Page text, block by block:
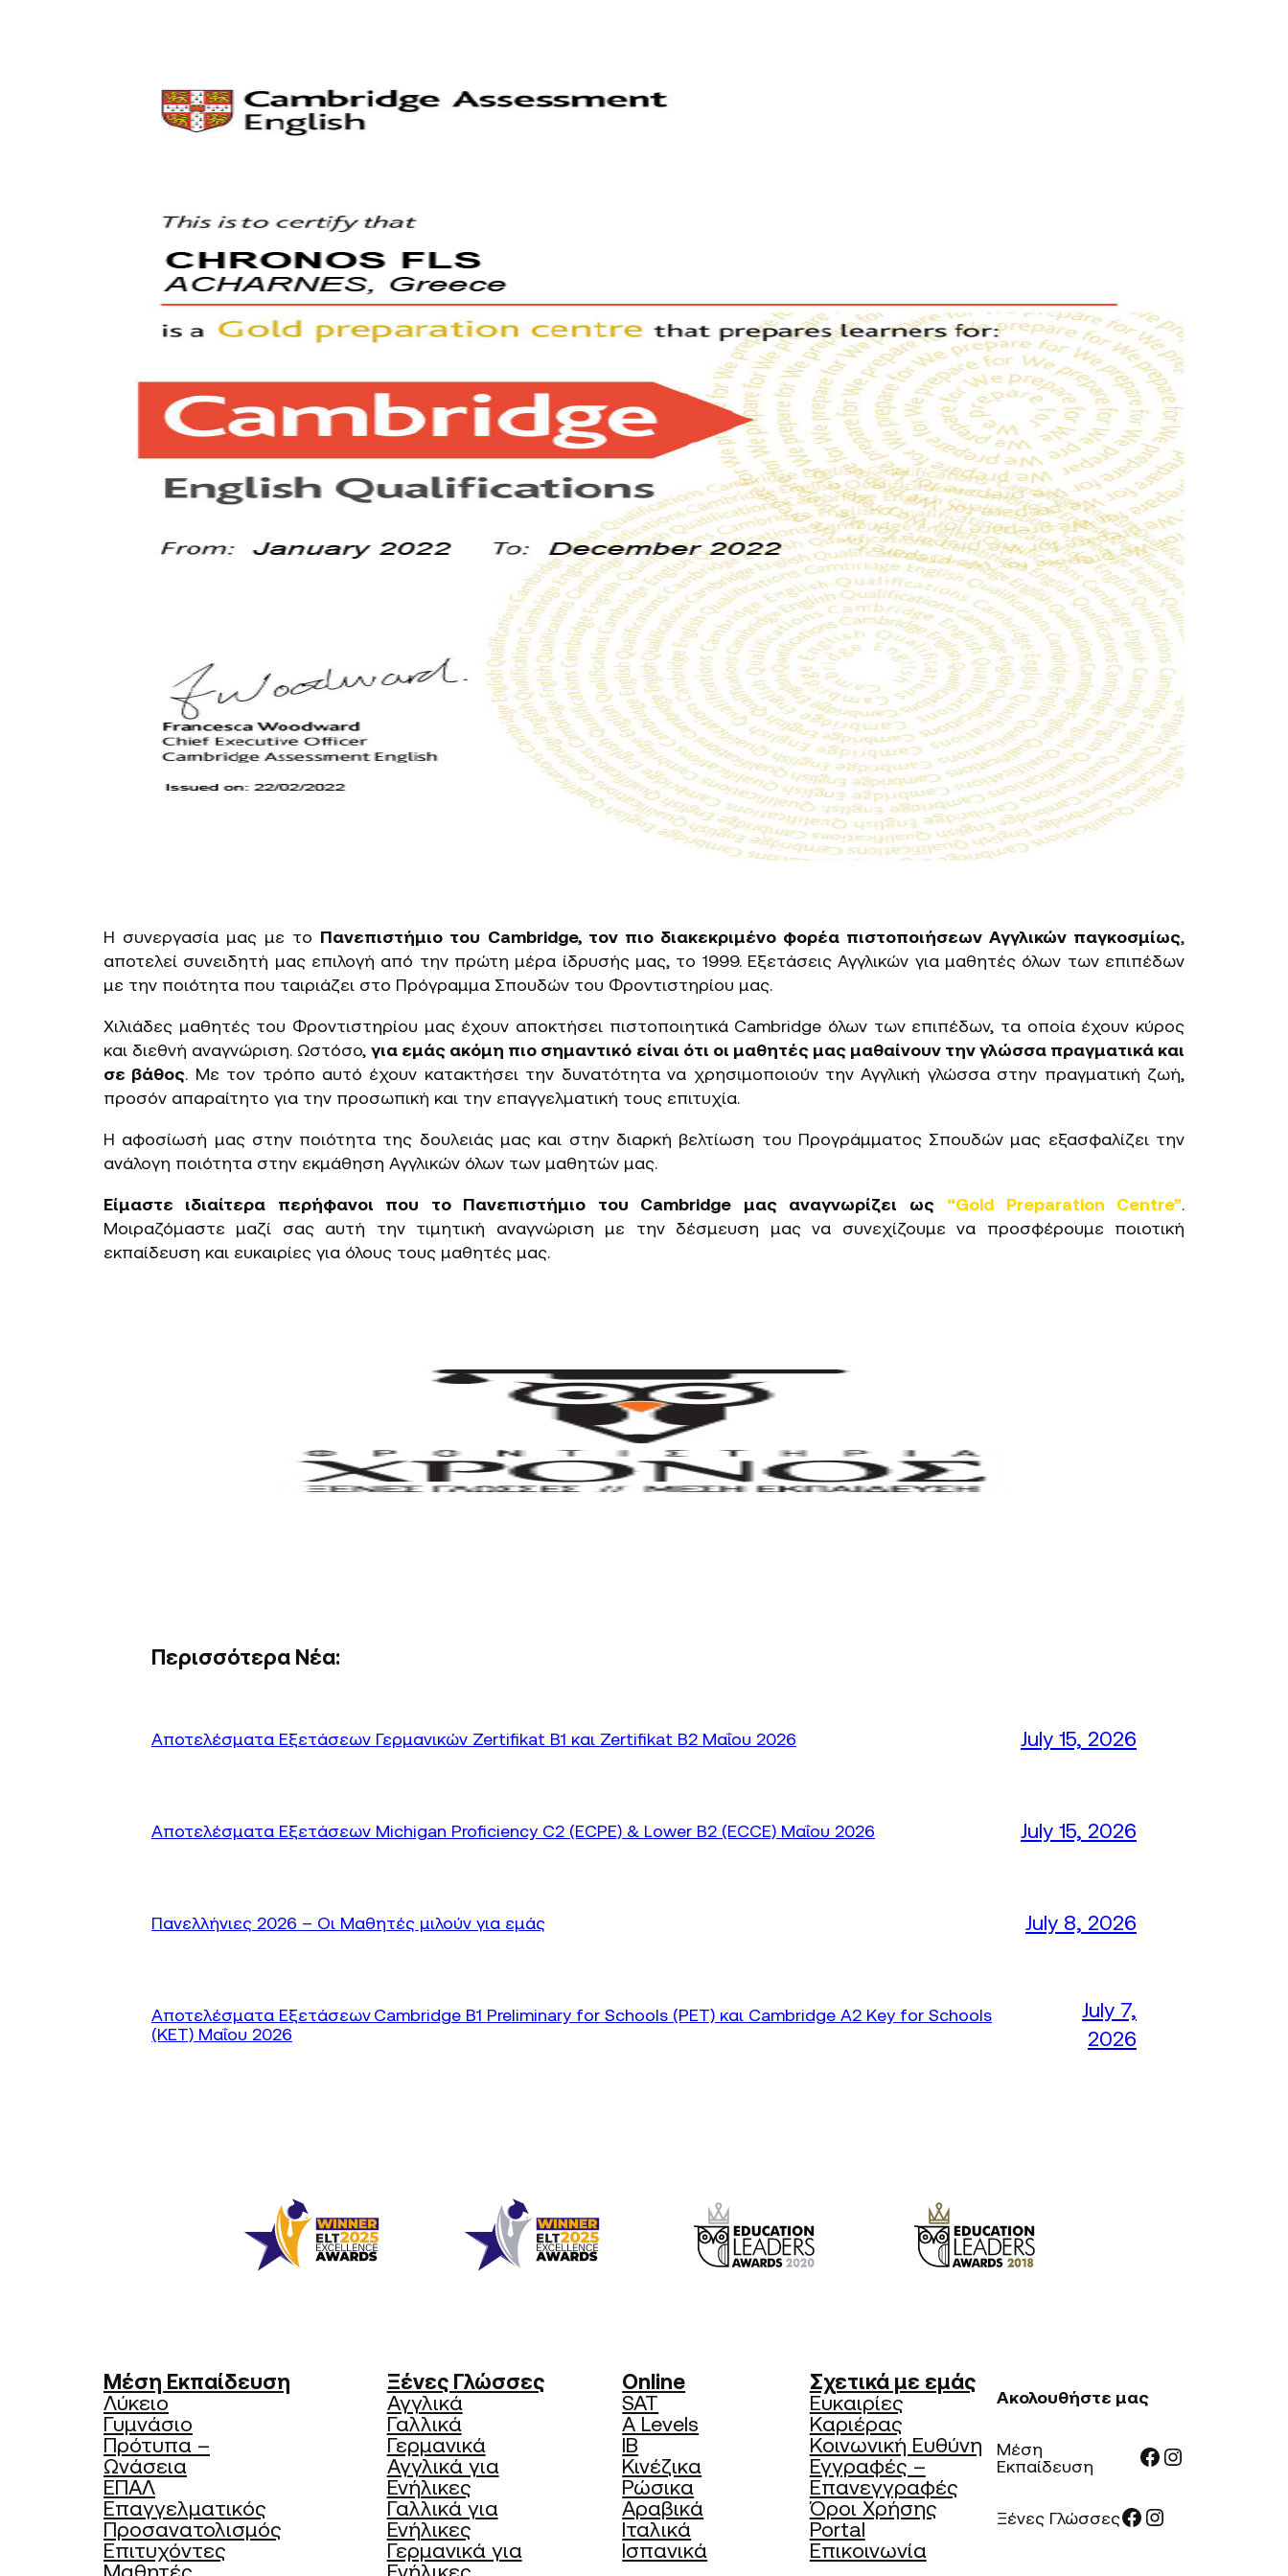
Η συνεργασία μας με το Πανεπιστήμιο του Cambridge, τον πιο διακεκριμένο φορέα πιστοποιήσεων Αγγλικών παγκοσμίως
αποτελεί συνειδητή μας επιλογή από την πρώτη μέρα ίδρυσής μας, το 1999. Εξετάσεις Αγγλικών για μαθητές όλων των επιπέδων
με την ποιότητα που ταιριάζει στο Πρόγραμμα Σπουδών του Φροντιστηρίου μας.
Χιλιάδες μαθητές του Φροντιστηρίου μας έχουν αποκτήσει πιστοποιητικά Cambridge όλων των επιπέδων, τα οποία έχουν κύρος
και διεθνή αναγνώριση. Ωστόσο,για εμάς ακόμη πιο σημαντικό είναι ότι οι μαθητές μας μαθαίνουν την γλώσσα πραγματικά και
σε βάθος . Με τον τρόπο αυτό έχουν κατακτήσει την δυνατότητα να χρησιμοποιούν την Αγγλική γλώσσα στην πραγματική ζωή,
προσόν απαραίτητο για την προσωπική και την επαγγελματική τους επιτυχία.
Η αφοσίωσή μας στην ποιότητα της δουλειάς μας και στην διαρκή βελτίωση του Προγράμματος Σπουδών μας εξασφαλίζει την
ανάλογη ποιότητα στην εκμάθηση Αγγλικών όλων των μαθητών μας.
Είμαστε ιδιαίτερα περήφανοι που το Πανεπιστήμιο του Cambridge μας αναγνωρίζει ως “Gold Preparation Centre”
Μοιραζόμαστε μαζί σας αυτή την τιμητική αναγνώριση με την δέσμευση μας να συνεχίζουμε να προσφέρουμε ποιοτική
εκπαίδευση και ευκαιρίες για όλους τους μαθητές μας.
Περισσότερα Νέα:
Αποτελέσματα Εξετάσεων Γερμανικών Zertifikat B1 και Zertifikat B2 Μαΐου 2026 July 15, 2026
Αποτελέσματα Εξετάσεων Michigan Proficiency C2 (ECPE) & Lower B2 (ECCE) Μαΐου 2026 July 15, 2026
Πανελλήνιες 2026 – Οι Μαθητές μιλούν για εμάς July 8, 2026
Αποτελέσματα Εξετάσεων Cambridge B1 Preliminary for Schools (PET) και Cambridge A2 Key for Schools
(KET) Μαΐου 2026
July 7,
2026
Μέση Εκπαίδευση
Λύκειο
Γυμνάσιο
Πρότυπα –
Ωνάσεια
ΕΠΑΛ
Επαγγελματικός
Προσανατολισμός
Επιτυχόντες
Μαθητές
Ξένες Γλώσσες
Αγγλικά
Γαλλικά
Γερμανικά
Αγγλικά για
Ενήλικες
Γαλλικά για
Ενήλικες
Γερμανικά για
Ενήλικες
Online
SAT
A Levels
IB
Κινέζικα
Ρώσικα
Αραβικά
Ιταλικά
Ισπανικά
Σχετικά με εμάς
Ευκαιρίες
Καριέρας
Κοινωνική Ευθύνη
Εγγραφές –
Επανεγγραφές
Όροι Χρήσης
Portal
Επικοινωνία
Ακολουθήστε μας
Μέση
Εκπαίδευση
Facebook Instagram
Ξένες ΓλώσσεςFacebook Instagram